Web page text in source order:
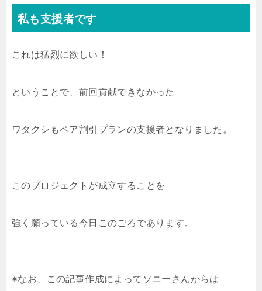
私も支援者です
これは猛烈に欲しい！
ということで、前回貢献できなかった
ワタクシもペア割引プランの支援者となりました。
このプロジェクトが成立することを
強く願っている今日このごろであります。
※なお、この記事作成によってソニーさんからは